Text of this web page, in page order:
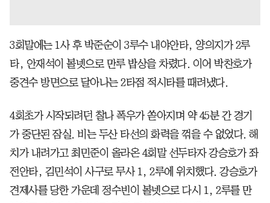
3회말에는 1사 후 박준순이 3루수 내야안타, 양의지가 2루
타, 안재석이 볼넷으로 만루 밥상을 차렸다. 이어 박찬호가
중견수 방면으로 달아나는 2타점 적시타를 때려냈다.
4회초가 시작되려던 찰나 폭우가 쏟아지며 약 45분 간 경기
가 중단된 잠실. 비는 두산 타선의 화력을 꺾을 수 없었다. 해
치가 내려가고 최민준이 올라온 4회말 선두타자 강승호가 좌
전안타, 김민석이 사구로 무사 1, 2루에 위치했다. 강승호가
견제사를 당한 가운데 정수빈이 볼넷으로 다시 1, 2루를 만